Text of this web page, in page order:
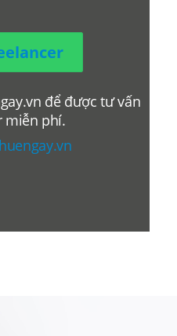
để được tư vấn
miễn phí.